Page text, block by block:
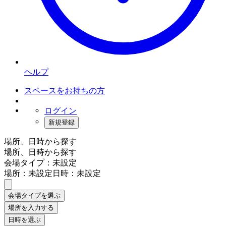
ヘルプ
スペースをお持ちの方
ログイン
新規登録
場所、日時から探す
場所、日時から探す
会場タイプ：未設定
場所：未設定日時：未設定
会場タイプを選ぶ
場所を入力する
日時を選ぶ